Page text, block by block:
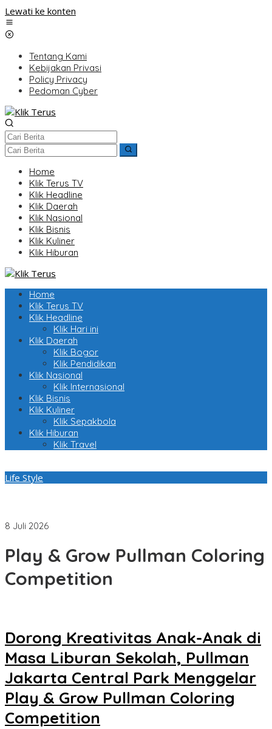
Lewati ke konten
Tentang Kami
Kebijakan Privasi
Policy Privacy
Pedoman Cyber
Home
Klik Terus TV
Klik Headline
Klik Daerah
Klik Nasional
Klik Bisnis
Klik Kuliner
Klik Hiburan
Home
Klik Terus TV
Klik Headline
Klik Hari ini
Klik Daerah
Klik Bogor
Klik Pendidikan
Klik Nasional
Klik Internasional
Klik Bisnis
Klik Kuliner
Klik Sepakbola
Klik Hiburan
Klik Travel
Life Style
8 Juli 2026
Play & Grow Pullman Coloring
Competition
Dorong Kreativitas Anak-Anak di
Masa Liburan Sekolah, Pullman
Jakarta Central Park Menggelar
Play & Grow Pullman Coloring
Competition